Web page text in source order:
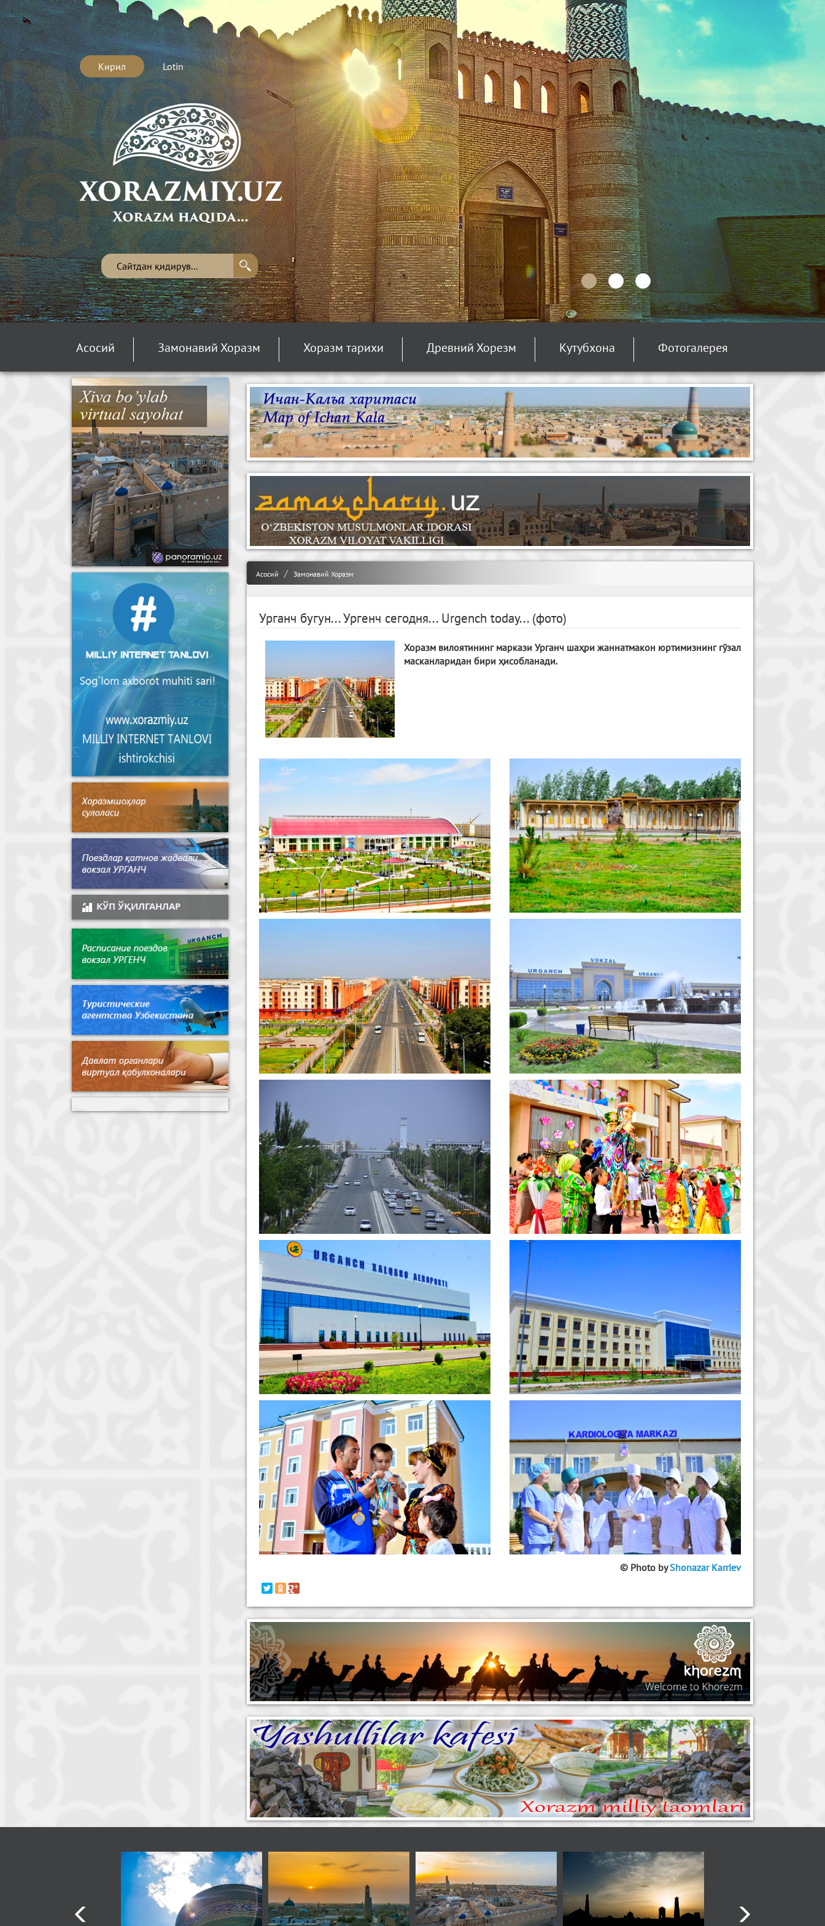
Кирил Lotin
Асосий Замонавий Хоразм Хоразм тарихи Древний Хорезм Кутубхона Фотогалерея
Асосий Замонавий Хоразм
Урганч бугун... Ургенч сегодня... Urgench today... (фото)
Хоразм вилоятининг маркази Урганч шаҳри жаннатмакон юртимизнинг гўзал
масканларидан бири ҳисобланади.
© Photo byShonazar Karriev
КЎП ЎҚИЛГАНЛАР